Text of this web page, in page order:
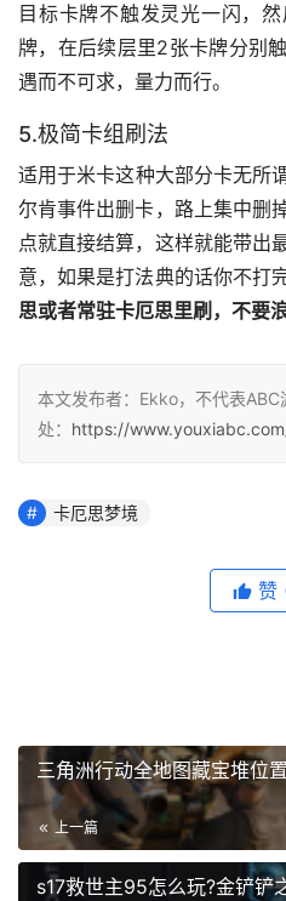
目标卡牌不触发灵光一闪，
牌，在后续层里2张卡牌分别
遇而不可求，量力而行。﻿
5.极简卡组刷法
适用于米卡这种大部分卡无所
尔肯事件出删卡，路上集中删
点就直接结算，这样就能带出
意，如果是打法典的话你不打
思或者常驻卡厄思里刷，不要
本文发布者：Ekko，不代表
处： https://
卡厄思梦境
赞
三角洲行动全地图藏宝堆位
上一篇
s17救世主95怎么玩?金铲铲